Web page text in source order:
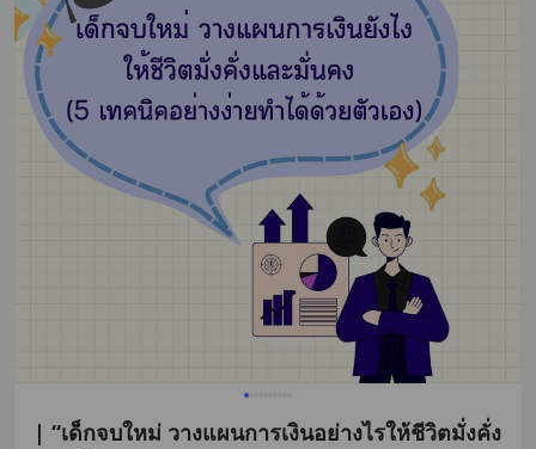
| “เด็กจบใหม่ วางแผนการเงินอย่างไรให้ชีวิตมั่งคั่ง